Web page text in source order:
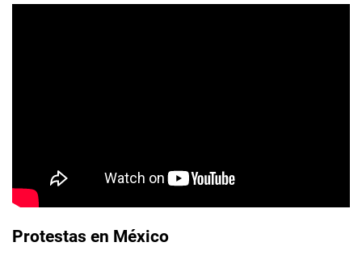
Protestas en México